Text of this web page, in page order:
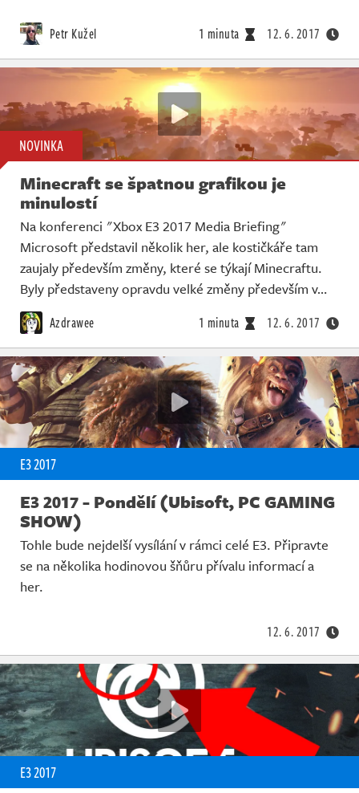
Petr Kužel 1 minuta 12. 6. 2017
NOVINKA
Minecraft se špatnou grafikou je
minulostí
Na konferenci "Xbox E3 2017 Media Briefing"
Microsoft představil několik her, ale kostičkáře tam
zaujaly především změny, které se týkají Minecraftu.
Byly představeny opravdu velké změny především v…
Azdrawee 1 minuta 12. 6. 2017
E3 2017
E3 2017 - Pondělí (Ubisoft, PC GAMING
SHOW)
Tohle bude nejdelší vysílání v rámci celé E3. Připravte
se na několika hodinovou šňůru přívalu informací a
her.
12. 6. 2017
E3 2017